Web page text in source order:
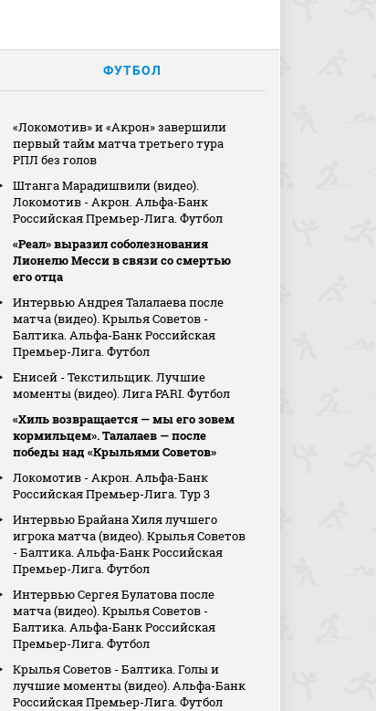
ФУТБОЛ
«Локомотив» и «Акрон» завершили
первый тайм матча третьего тура
РПЛ без голов
Штанга Марадишвили (видео).
Локомотив - Акрон. Альфа-Банк
Российская Премьер-Лига. Футбол
«Реал» выразил соболезнования
Лионелю Месси в связи со смертью
его отца
Интервью Андрея Талалаева после
матча (видео). Крылья Советов -
Балтика. Альфа-Банк Российская
Премьер-Лига. Футбол
Енисей - Текстильщик. Лучшие
моменты (видео). Лига PARI. Футбол
«Хиль возвращается — мы его зовем
кормильцем». Талалаев — после
победы над «Крыльями Советов»
Локомотив - Акрон. Альфа-Банк
Российская Премьер-Лига. Тур 3
Интервью Брайана Хиля лучшего
игрока матча (видео). Крылья Советов
- Балтика. Альфа-Банк Российская
Премьер-Лига. Футбол
Интервью Сергея Булатова после
матча (видео). Крылья Советов -
Балтика. Альфа-Банк Российская
Премьер-Лига. Футбол
Крылья Советов - Балтика. Голы и
лучшие моменты (видео). Альфа-Банк
Российская Премьер-Лига. Футбол